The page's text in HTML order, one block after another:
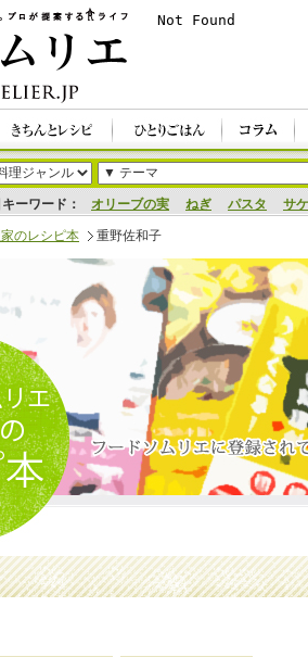
ーワード： オリーブの実 ねぎ パスタ サケ
のレシピ本 重野佐和子